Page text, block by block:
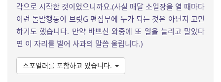
각으로 시작한 것이었으니까요.(사실 매달 소일장을 열 때마다
이런 돌발행동이 브릿G 편집부에 누가 되는 것은 아닌지 고민
하기도 했습니다. 만약 바쁘신 와중에 또 일을 늘리고 말았다
면 이 자리를 빌어 사과의 말씀 올립니다.)
스포일러를 포함하고 있습니다.